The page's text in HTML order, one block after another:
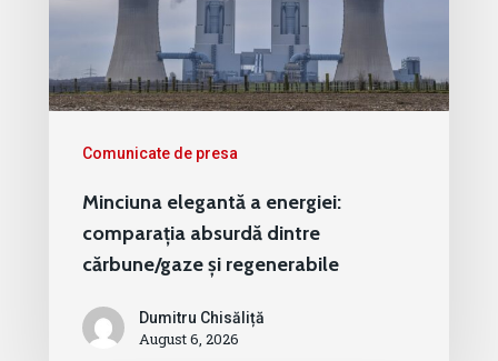
Comunicate de presa
Minciuna elegantă a energiei:
comparația absurdă dintre
cărbune/gaze și regenerabile
Dumitru Chisăliță
August 6, 2026